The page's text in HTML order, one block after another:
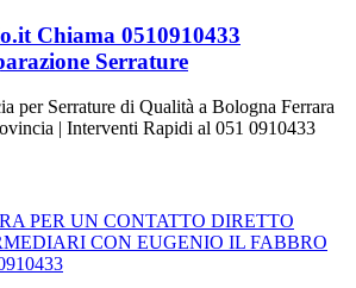
Chiama 0510910433
Serrature
per Serrature di Qualità a Bologna Ferrara
| Interventi Rapidi al 051 0910433
PER UN CONTATTO DIRETTO
CON EUGENIO IL FABBRO